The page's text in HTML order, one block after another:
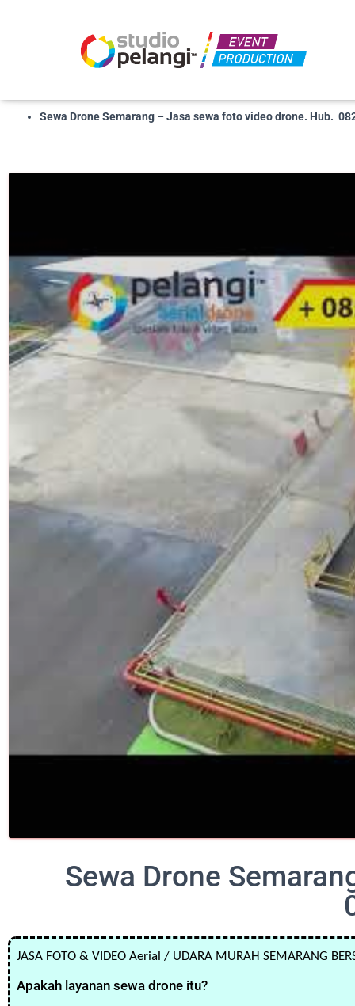
Sewa Drone Semarang – Jasa sewa foto video drone. Hub.
Sewa Drone
JASA FOTO & VIDEO Aerial / UDARA MURAH SEMARANG
Apakah layanan sewa drone itu?